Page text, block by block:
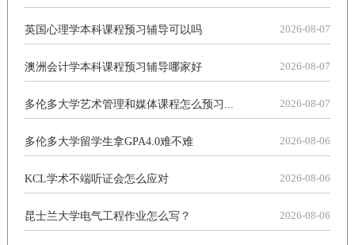
英国心理学本科课程预习辅导可以吗 2026-08-07
澳洲会计学本科课程预习辅导哪家好 2026-08-07
多伦多大学艺术管理和媒体课程怎么预习... 2026-08-07
多伦多大学留学生拿GPA4.0难不难 2026-08-06
KCL学术不端听证会怎么应对 2026-08-06
昆士兰大学电气工程作业怎么写？ 2026-08-06